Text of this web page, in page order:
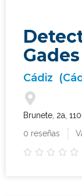
Gades
Cádiz
Brunete, 2a,
0 reseñas
    